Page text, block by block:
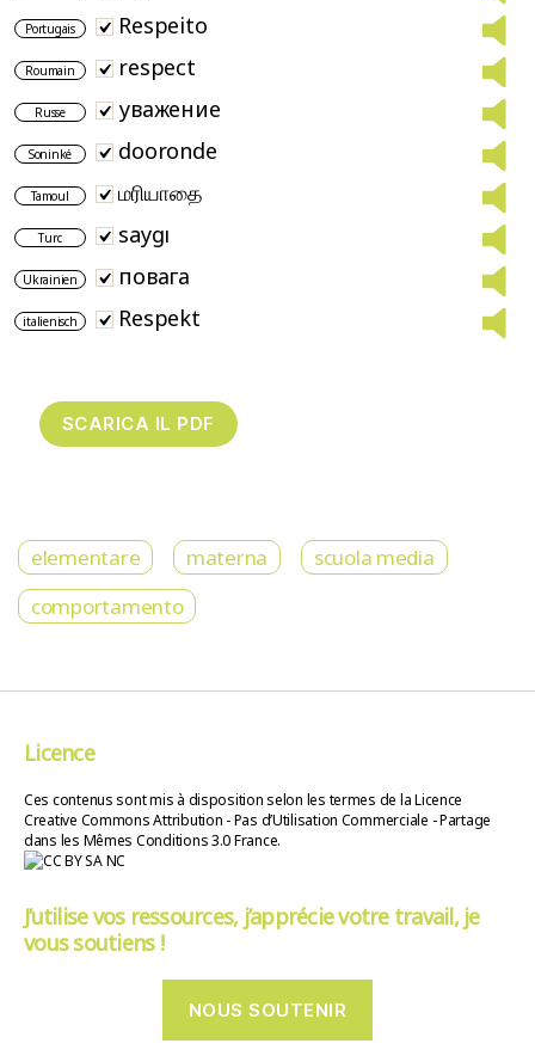
Portugais Respeito
Roumain respect
Russe уважение
Soninké dooronde
Tamoul மரியாதை
Turc saygı
Ukrainien повага
italienisch Respekt
elementare materna
scuola media
comportamento
Licence
Ces contenus sont mis à disposition selon les termes de la Licence
Creative Commons Attribution - Pas d’Utilisation Commerciale - Partage
dans les Mêmes Conditions 3.0 France.
J’utilise vos ressources, j’apprécie votre travail, je
vous soutiens !
NOUS SOUTENIR